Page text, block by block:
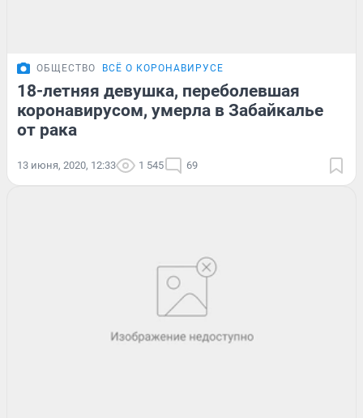
ОБЩЕСТВО ВСЁ О КОРОНАВИРУСЕ
18-летняя девушка, переболевшая
коронавирусом, умерла в Забайкалье
от рака
13 июня, 2020, 12:33 1 545 69